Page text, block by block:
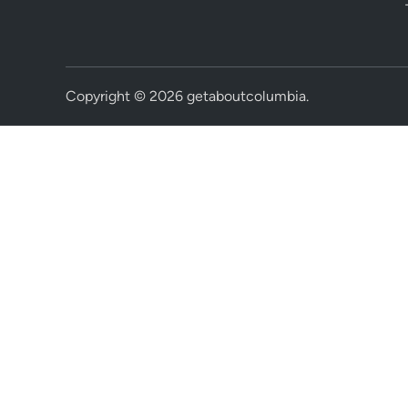
Copyright © 2026 getaboutcolumbia.